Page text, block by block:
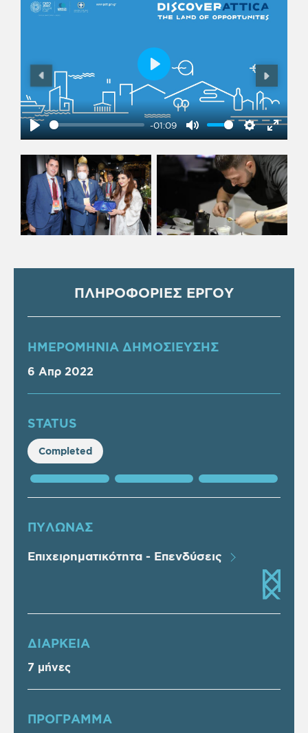
Play
-01:09
Mute Settings
Enter
Play
ΠΛΗΡΟΦΟΡΙΕΣ ΕΡΓΟΥ
ΗΜΕΡΟΜΗΝΙΑ ΔΗΜΟΣΙΕΥΣΗΣ
6 Απρ 2022
STATUS
Completed
ΠΥΛΩΝΑΣ
Επιχειρηματικότητα - Επενδύσεις
ΔΙΑΡΚΕΙΑ
7 μήνες
ΠΡOΓΡΑΜΜΑ